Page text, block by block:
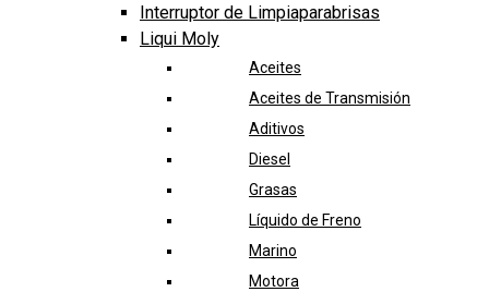
Interruptor de Limpiaparabrisas
Liqui Moly
Aceites
Aceites de Transmisión
Aditivos
Diesel
Grasas
Líquido de Freno
Marino
Motora